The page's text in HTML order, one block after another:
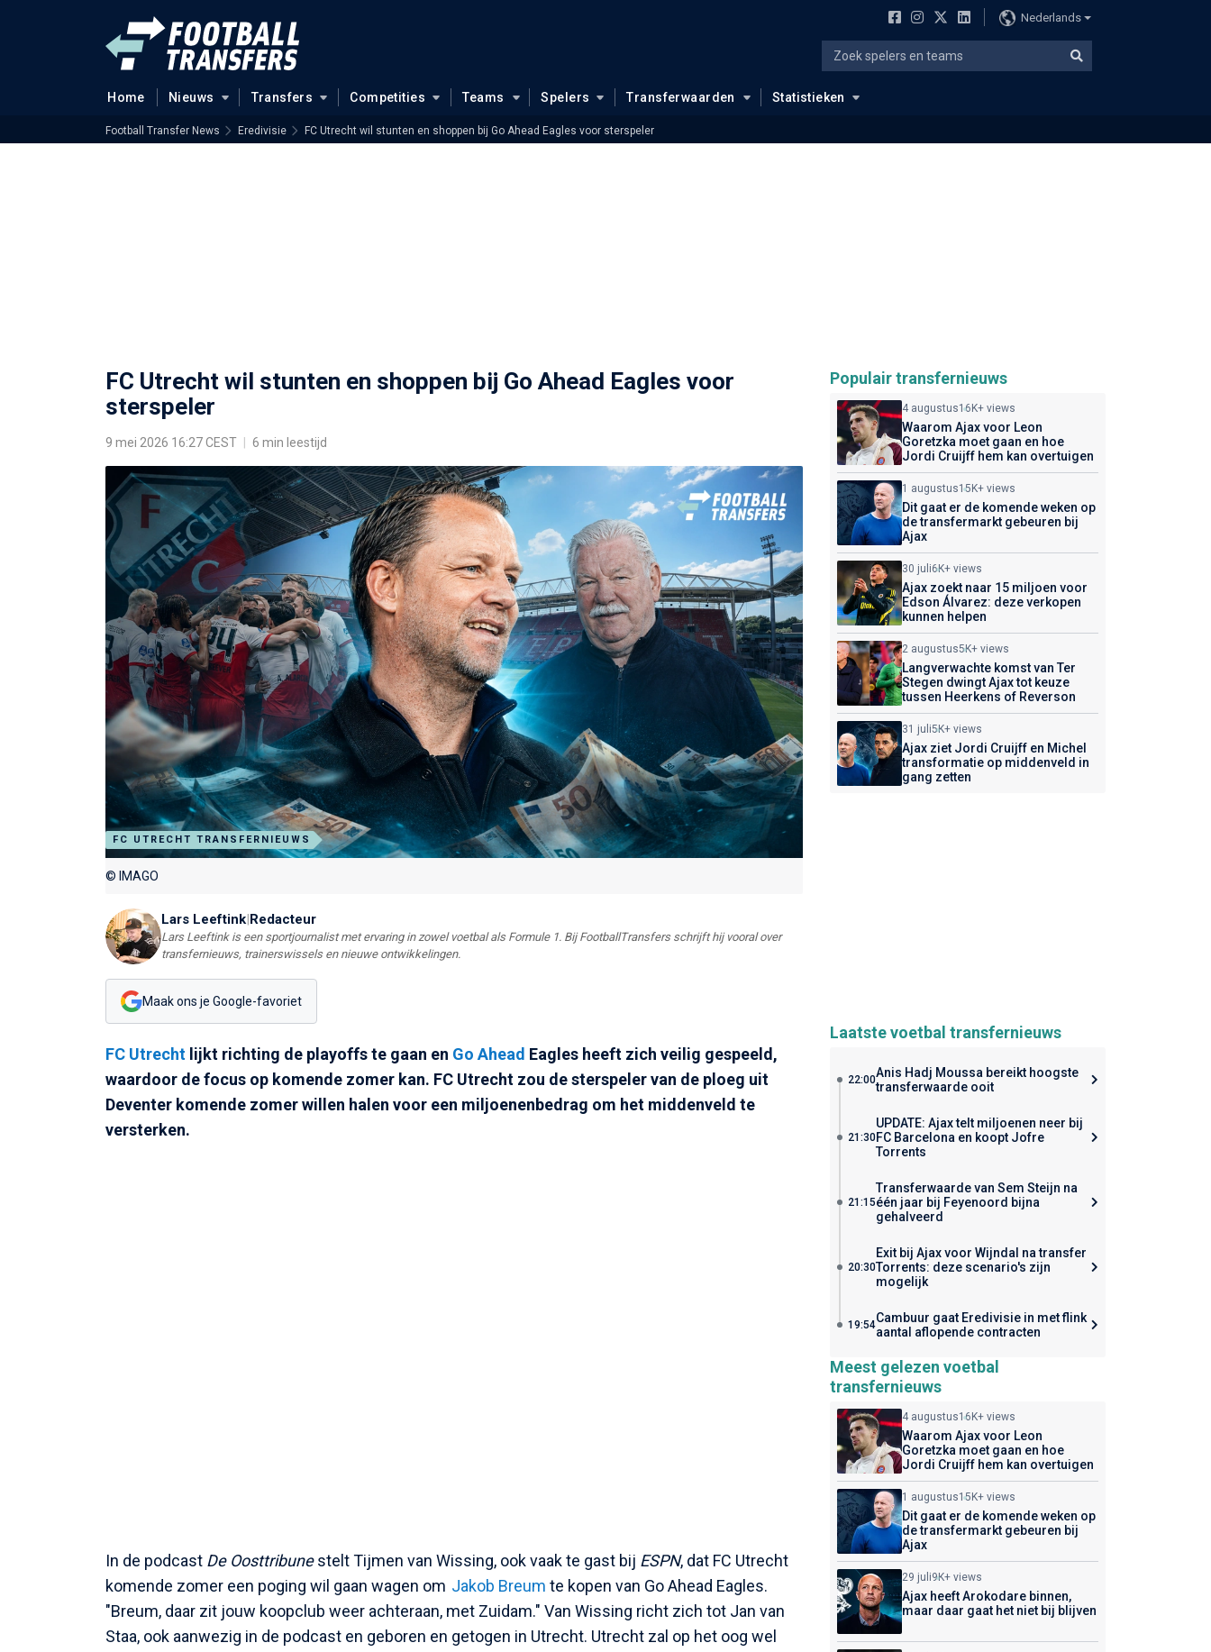
Nederlands
Home Nieuws Transfers Competities Teams Spelers Transferwaarden Statistieken
Football Transfer News Eredivisie FC Utrecht wil stunten en shoppen bij Go Ahead Eagles voor sterspeler
FC Utrecht wil stunten en shoppen bij Go Ahead Eagles voor
sterspeler
9 mei 2026 16:27 CEST 6 min leestijd
FC UTRECHT TRANSFERNIEUWS
© IMAGO
Lars Leeftink|Redacteur
Lars Leeftink is een sportjournalist met ervaring in zowel voetbal als Formule 1. Bij FootballTransfers schrijft hij vooral over
transfernieuws, trainerswissels en nieuwe ontwikkelingen.
Maak ons je Google-favoriet
FC Utrecht lijkt richting de playoffs te gaan en Go Ahead Eagles heeft zich veilig gespeeld,
waardoor de focus op komende zomer kan. FC Utrecht zou de sterspeler van de ploeg uit
Deventer komende zomer willen halen voor een miljoenenbedrag om het middenveld te
versterken.
In de podcast De Oosttribunestelt Tijmen van Wissing, ook vaak te gast bij ESPN, dat FC Utrecht
komende zomer een poging wil gaan wagen om Jakob Breum te kopen van Go Ahead Eagles.
"Breum, daar zit jouw koopclub weer achteraan, met Zuidam." Van Wissing richt zich tot Jan van
Staa, ook aanwezig in de podcast en geboren en getogen in Utrecht. Utrecht zal op het oog wel
Populair transfernieuws
4 augustus16K+ views
Waarom Ajax voor Leon
Goretzka moet gaan en hoe
Jordi Cruijff hem kan overtuigen
1 augustus15K+ views
Dit gaat er de komende weken op
de transfermarkt gebeuren bij
Ajax
30 juli6K+ views
Ajax zoekt naar 15 miljoen voor
Edson Álvarez: deze verkopen
kunnen helpen
2 augustus5K+ views
Langverwachte komst van Ter
Stegen dwingt Ajax tot keuze
tussen Heerkens of Reverson
31 juli5K+ views
Ajax ziet Jordi Cruijff en Michel
transformatie op middenveld in
gang zetten
Laatste voetbal transfernieuws
22:00Anis Hadj Moussa bereikt hoogste
transferwaarde ooit
21:30
UPDATE: Ajax telt miljoenen neer bij
FC Barcelona en koopt Jofre
Torrents
21:15
Transferwaarde van Sem Steijn na
één jaar bij Feyenoord bijna
gehalveerd
20:30
Exit bij Ajax voor Wijndal na transfer
Torrents: deze scenario's zijn
mogelijk
19:54Cambuur gaat Eredivisie in met flink
aantal aflopende contracten
Meest gelezen voetbal
transfernieuws
4 augustus16K+ views
Waarom Ajax voor Leon
Goretzka moet gaan en hoe
Jordi Cruijff hem kan overtuigen
1 augustus15K+ views
Dit gaat er de komende weken op
de transfermarkt gebeuren bij
Ajax
29 juli9K+ views
Ajax heeft Arokodare binnen,
maar daar gaat het niet bij blijven